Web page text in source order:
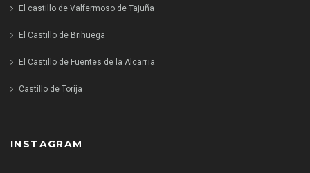
El castillo de Valfermoso de Tajuña
El Castillo de Brihuega
El Castillo de Fuentes de la Alcarria
Castillo de Torija
INSTAGRAM